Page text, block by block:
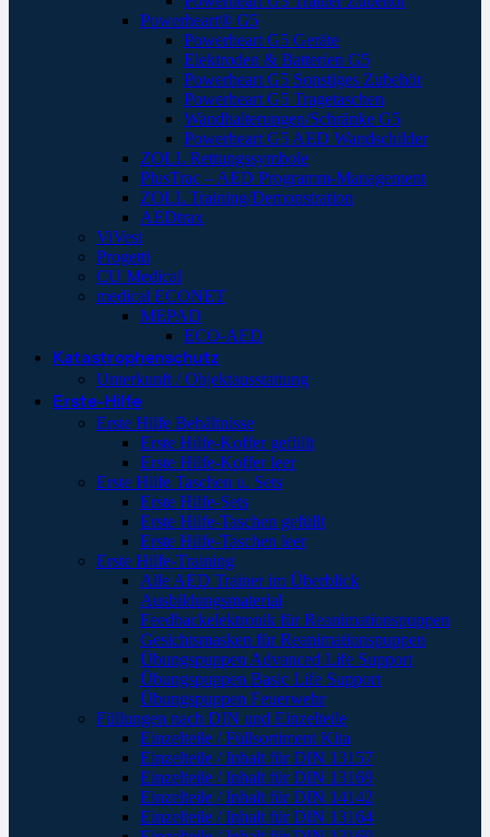
Powerheart® G5
Powerheart G5 Geräte
Elektroden & Batterien G5
Powerheart G5 Sonstiges Zubehör
Powerheart G5 Tragetaschen
Wandhalterungen/Schränke G5
Powerheart G5 AED Wandschilder
ZOLL Rettungssymbole
PlusTrac – AED Programm-Management
ZOLL Training/Demonstration
AEDtrax
ViVest
Progetti
CU Medical
medical ECONET
MEPAD
ECO-AED
Katastrophenschutz
Unterkunft / Objektausstattung
Erste-Hilfe
Erste Hilfe Behältnisse
Erste Hilfe-Koffer gefüllt
Erste Hilfe-Koffer leer
Erste Hilfe Taschen u. Sets
Erste Hilfe-Sets
Erste Hilfe-Taschen gefüllt
Erste Hilfe-Taschen leer
Erste Hilfe-Training
Alle AED Trainer im Überblick
Ausbildungsmaterial
Feedbackelektronik für Reanimationspuppen
Gesichtsmasken für Reanimationspuppen
Übungspuppen Advanced Life Support
Übungspuppen Basic Life Support
Übungspuppen Feuerwehr
Füllungen nach DIN und Einzelteile
Einzelteile / Füllsortiment Kita
Einzelteile / Inhalt für DIN 13157
Einzelteile / Inhalt für DIN 13169
Einzelteile / Inhalt für DIN 14142
Einzelteile / Inhalt für DIN 13164